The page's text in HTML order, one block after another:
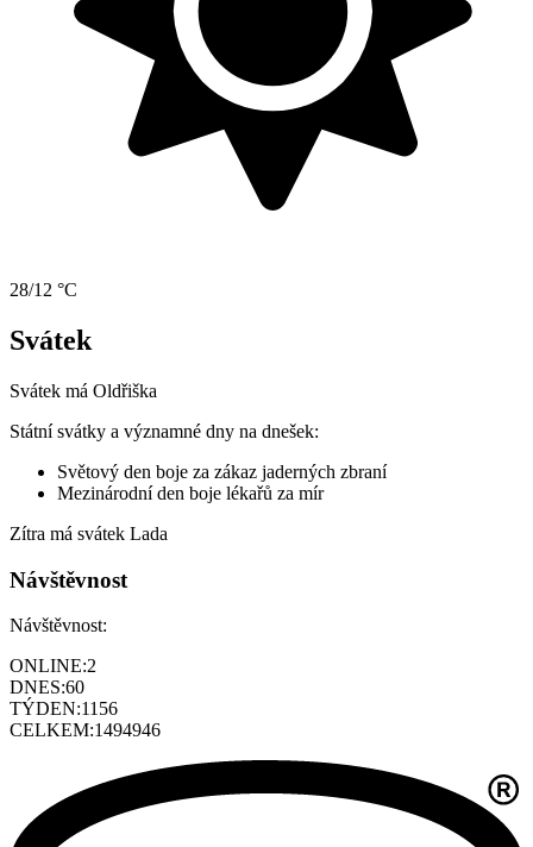
28/12 °C
Svátek
Svátek má Oldřiška
Státní svátky a významné dny na dnešek:
Světový den boje za zákaz jaderných zbraní
Mezinárodní den boje lékařů za mír
Zítra má svátek Lada
Návštěvnost
Návštěvnost:
ONLINE:2
DNES:60
TÝDEN:1156
CELKEM:1494946